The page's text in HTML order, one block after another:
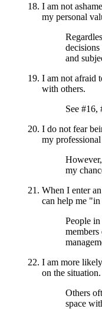
I am not
my personal
and
I am not afraid
with others.
See #16,
I do not fear
my
my
When I enter
can help me
People
I am more
on the situation.
Others
space